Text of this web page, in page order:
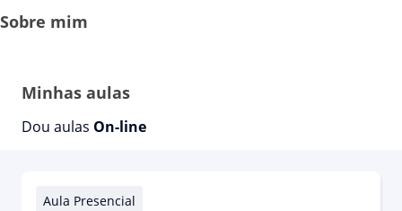
Sobre mim
Minhas aulas
Dou aulas On-line
Aula Presencial